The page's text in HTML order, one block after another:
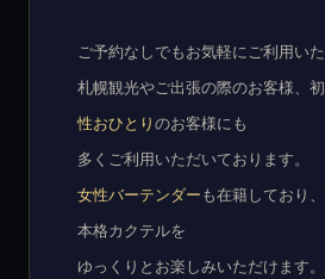
ご予約なしでもお気軽にご利用いた
札幌観光やご出張の際のお客様、初
性おひとり のお客様にも
多くご利用いただいております。
女性バーテンダー も在籍しており
本格カクテルを
ゆっくりとお楽しみいただけます。